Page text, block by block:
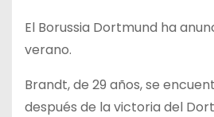
El Borussia Dortmund ha
verano.
Brandt, de 29 años, se
después de la victoria del